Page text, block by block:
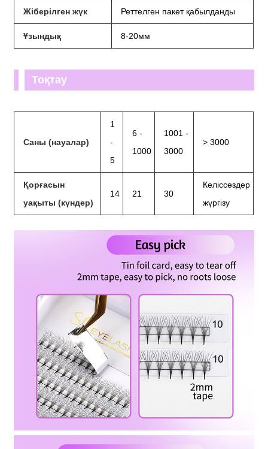
Жіберілген жүк Реттелген пакет қабылданды
Ұзындық 8-20мм
Тоқтау
Саны (науалар)
1
-
5
6 -
1000
1001 -
3000
> 3000
Қорғасын
уақыты (күндер)
14 21 30
Келіссөздер
жүргізу